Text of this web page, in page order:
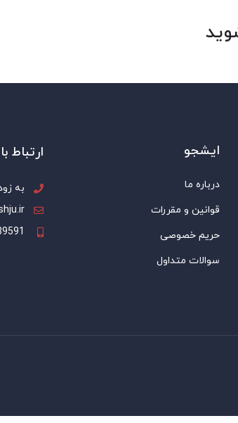
ایشجو
درباره ما
قوانین و مقررات
حریم خصوصی
سوالات متداول
ارتباط
به